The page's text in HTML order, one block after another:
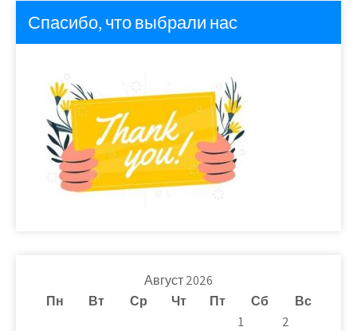
Спасибо, что выбрали нас
Август 2026
Пн
Вт Ср Чт Пт Сб
Вс
1
2